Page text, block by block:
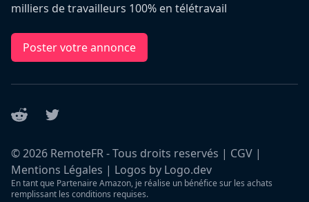
milliers de travailleurs 100% en télétravail
Poster votre annonce
Reddit Twitter
©2026 RemoteFR - Tous droits reservés | CGV |
Mentions Légales | Logos by Logo.dev
En tant que Partenaire Amazon, je réalise un bénéfice sur les achats
remplissant les conditions requises.